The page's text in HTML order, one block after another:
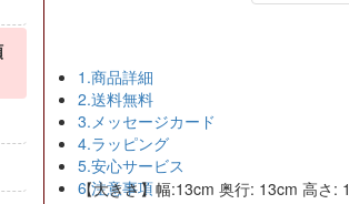
1.商品詳細
2.送料無料
3.メッセージカード
4.ラッピング
5.安心サービス
6.注意事項
【大きさ】幅:13cm 奥行: 13cm 高さ: